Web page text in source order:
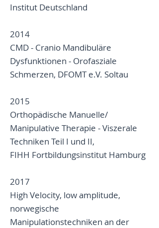
Institut Deutschland
2014
CMD - Cranio Mandibuläre
Dysfunktionen - Orofasziale
Schmerzen, DFOMT e.V. Soltau
2015
Orthopädische Manuelle/
Manipulative Therapie - Viszerale
Techniken Teil I und II,
FIHH Fortbildungsinstitut Hamburg
2017
High Velocity, low amplitude,
norwegische
Manipulationstechniken an der